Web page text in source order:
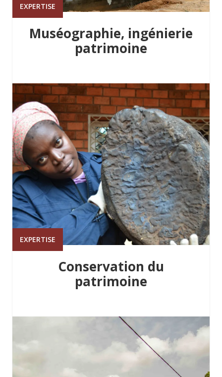
EXPERTISE
Muséographie, ingénierie
patrimoine
EXPERTISE
Conservation du
patrimoine